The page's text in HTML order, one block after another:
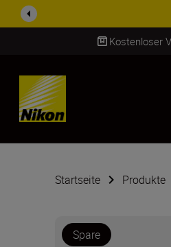
Kostenloser
SKIP
Startseite Produkte
Spare